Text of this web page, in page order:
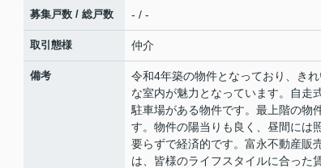
募集戸数 / 総戸数 - / -
取引態様 仲介
備考
令和4年築の物件となっており、き
な室内が魅力となっています。自走
駐車場がある物件です。最上階の物
す。物件の陽当りも良く、昼間には
要らずで経済的です。富永不動産販
は、皆様のライフスタイルに合った